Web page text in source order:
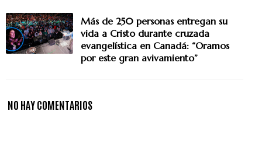
Más de 250 personas entregan su
vida a Cristo durante cruzada
evangelística en Canadá: “Oramos
por este gran avivamiento”
NO HAY COMENTARIOS